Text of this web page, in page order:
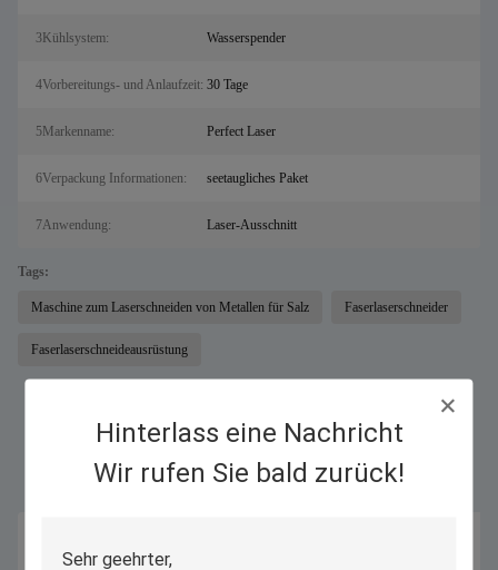
Hinterlass eine Nachricht
Wir rufen Sie bald zurück!
3Kühlsystem: Wasserspender
4Vorbereitungs- und Anlaufzeit: 30 Tage
5Markenname: Perfect Laser
6Verpackung Informationen: seetaugliches Paket
7Anwendung: Laser-Ausschnitt
Tags:
Maschine zum Laserschneiden von Metallen für Salz Faserlaserschneider
Faserlaserschneideausrüstung
Ähnliche Produkte